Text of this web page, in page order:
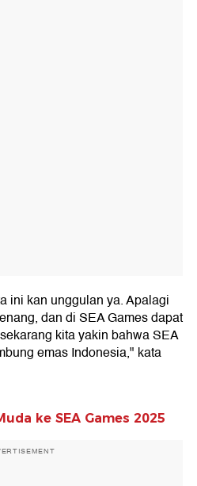
ini kan unggulan ya. Apalagi
dan di SEA Games dapat
kita yakin bahwa SEA
emas Indonesia," kata
ke SEA Games 2025